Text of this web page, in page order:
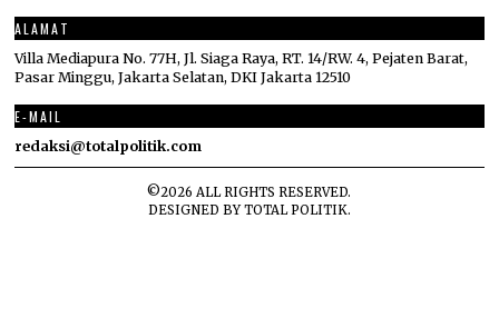
ALAMAT
Villa Mediapura No. 77H, Jl. Siaga Raya, RT. 14/RW. 4, Pejaten Barat,
Pasar Minggu, Jakarta Selatan, DKI Jakarta 12510
E-MAIL
redaksi@totalpolitik.com
©2026 ALL RIGHTS RESERVED.
DESIGNED BYTOTAL POLITIK.